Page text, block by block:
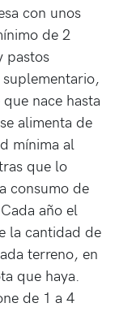
con unos
de 2
pastos
nace hasta
alimenta de
mínima al
que lo
consumo de
año el
la cantidad de
terreno, en
que haya.
de 1 a 4